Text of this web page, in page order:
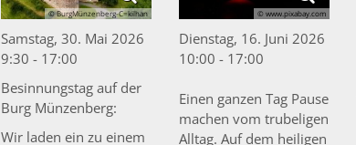
© BurgMünzenberg-C=kilhan
Samstag, 30. Mai 2026
9:30 - 17:00
Besinnungstag auf der
Burg Münzenberg:
Wir laden ein zu einem
© www.pixabay.com
Dienstag, 16. Juni 2026
10:00 - 17:00
Einen ganzen Tag Pause
machen vom trubeligen
Alltag. Auf dem heiligen